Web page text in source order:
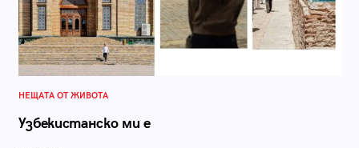
НЕЩАТА ОТ ЖИВОТА
Узбекистанско ми е